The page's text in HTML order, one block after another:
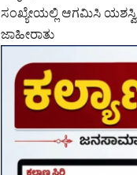
ಸಂಖ್ಯೇಯಲ್ಲಿ ಆಗಮಿಸಿ
ಜಾಹೀರಾತು